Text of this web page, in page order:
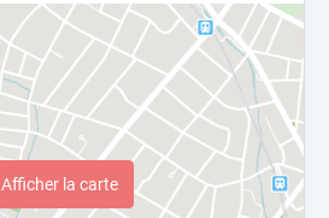
Afficher la carte